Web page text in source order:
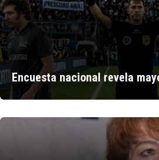
Encuesta nacional revela